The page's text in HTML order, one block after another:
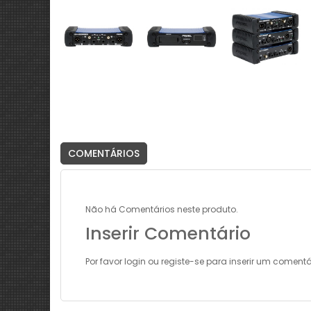
COMENTÁRIOS
Não há Comentários neste produto.
Inserir Comentário
Por favor login ou registe-se para inserir um